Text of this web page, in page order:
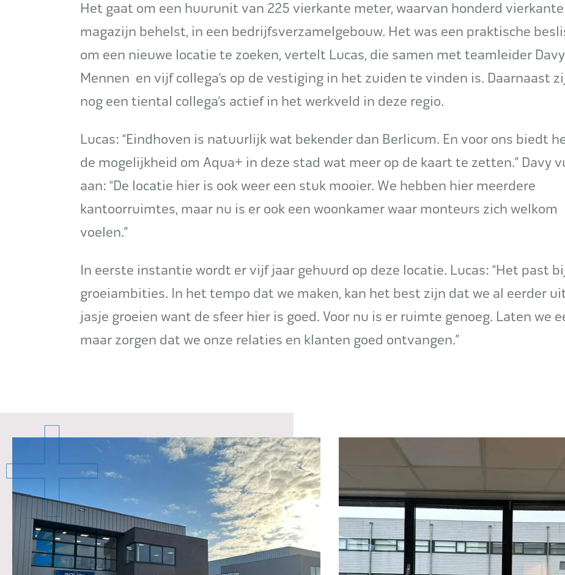
Het gaat om een huurunit van 225 vierkante meter, waarvan honderd
magazijn behelst, in een bedrijfsverzamelgebouw. Het was een praktische
om een nieuwe locatie te zoeken, vertelt Lucas, die samen met teamleider Davy
Mennen en vijf collega’s op de vestiging in het zuiden te vinden is. Daarnaast
nog een tiental collega’s actief in het werkveld in deze regio.
Lucas: “Eindhoven is natuurlijk wat bekender dan Berlicum. En voor ons biedt
de mogelijkheid om Aqua+ in deze stad wat meer op de kaart te zetten.” Davy
aan: “De locatie hier is ook weer een stuk mooier. We hebben hier meerdere
kantoorruimtes, maar nu is er ook een woonkamer waar monteurs zich welkom
voelen.”
In eerste instantie wordt er vijf jaar gehuurd op deze locatie. Lucas: “Het past
groeiambities. In het tempo dat we maken, kan het best zijn dat we al eerder
jasje groeien want de sfeer hier is goed. Voor nu is er ruimte genoeg. Laten we
maar zorgen dat we onze relaties en klanten goed ontvangen.”